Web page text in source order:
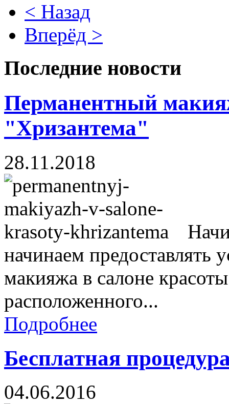
< Назад
Вперёд >
Последние новости
Перманентный
"Хризантема"
28.11.2018
начинаем предоставлять
макияжа в салоне
расположенного...
Подробнее
Бесплатная
04.06.2016